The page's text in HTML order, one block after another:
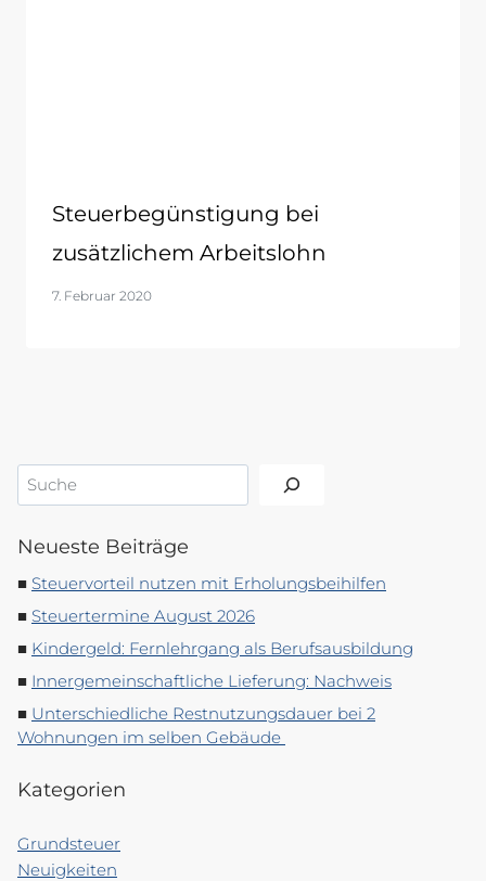
Steuerbegünstigung bei
zusätzlichem Arbeitslohn
7. Februar 2020
Suchen
Neueste Beiträge
Steuervorteil nutzen mit Erholungsbeihilfen
Steuertermine August 2026
Kindergeld: Fernlehrgang als Berufsausbildung
Innergemeinschaftliche Lieferung: Nachweis
Unterschiedliche Restnutzungsdauer bei 2
Wohnungen im selben Gebäude
Kategorien
Grundsteuer
Neuigkeiten